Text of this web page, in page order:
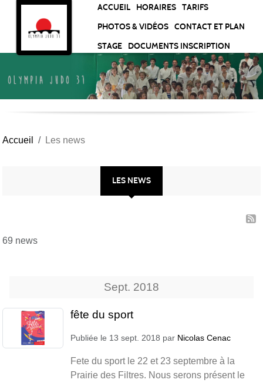
ACCUEIL HORAIRES
TARIFS
PHOTOS & VIDÉOS
CONTACT ET PLAN
STAGE
DOCUMENTS INSCRIPTION
Accueil Les news
LES NEWS
69 news
Sept. 2018
fête du sport
Publiée le 13 sept. 2018 par Nicolas Cenac
Fete du sport le 22 et 23 septembre à la
Prairie des Filtres. Nous serons présent le
Panneau de gestion des cookies